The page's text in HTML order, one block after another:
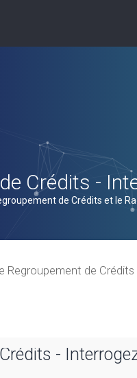
Crédits -
de Crédits et le
Regroupement de
-